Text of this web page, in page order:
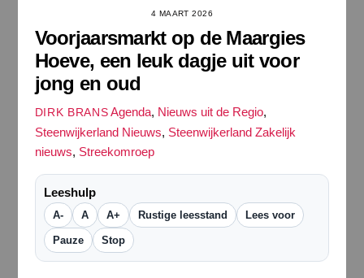
4 MAART 2026
Voorjaarsmarkt op de Maargies
Hoeve, een leuk dagje uit voor
jong en oud
DIRK BRANS Agenda, Nieuws uit de Regio,
Steenwijkerland Nieuws, Steenwijkerland Zakelijk
nieuws, Streekomroep
Leeshulp
A- A A+ Rustige leesstand Lees voor
Pauze Stop